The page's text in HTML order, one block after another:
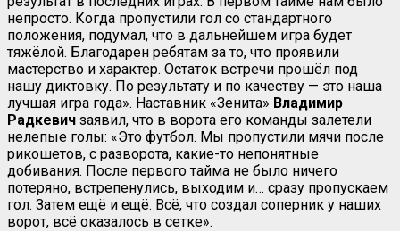
непросто. Когда пропустили гол со стандартного
положения, подумал, что в дальнейшем игра будет
тяжёлой. Благодарен ребятам за то, что проявили
мастерство и характер. Остаток встречи прошёл под
нашу диктовку. По результату и по качеству — это наша
лучшая игра года». Наставник «Зенита» Владимир
Радкевич заявил, что в ворота его команды залетели
нелепые голы: «Это футбол. Мы пропустили мячи после
рикошетов, с разворота, какие-то непонятные
добивания. После первого тайма не было ничего
потеряно, встрепенулись, выходим и… сразу пропускаем
гол. Затем ещё и ещё. Всё, что создал соперник у наших
ворот, всё оказалось в сетке».